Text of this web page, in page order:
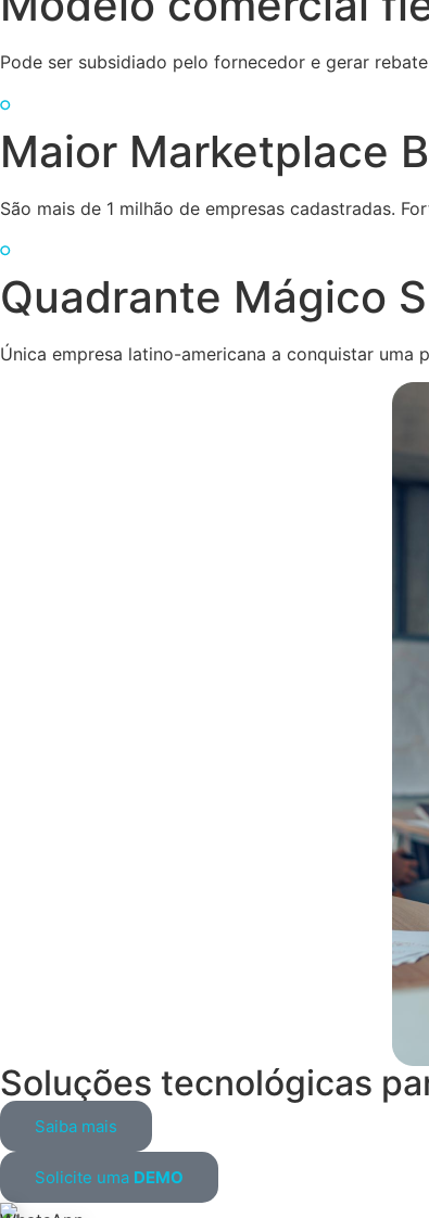
Pode ser subsidiado pelo fornecedor e gerar
Maior Marketplace
São mais de 1 milhão de empresas cadastradas.
Quadrante Mágico
Única empresa latino-americana a conquistar
Soluções tecnológicas
Saiba mais
Solicite uma DEMO